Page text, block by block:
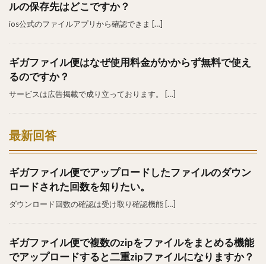
ルの保存先はどこですか？
ios公式のファイルアプリから確認できま […]
ギガファイル便はなぜ使用料金がかからず無料で使え
るのですか？
サービスは広告掲載で成り立っております。 […]
最新回答
ギガファイル便でアップロードしたファイルのダウン
ロードされた回数を知りたい。
ダウンロード回数の確認は受け取り確認機能 […]
ギガファイル便で複数のzipをファイルをまとめる機能
でアップロードすると二重zipファイルになりますか？